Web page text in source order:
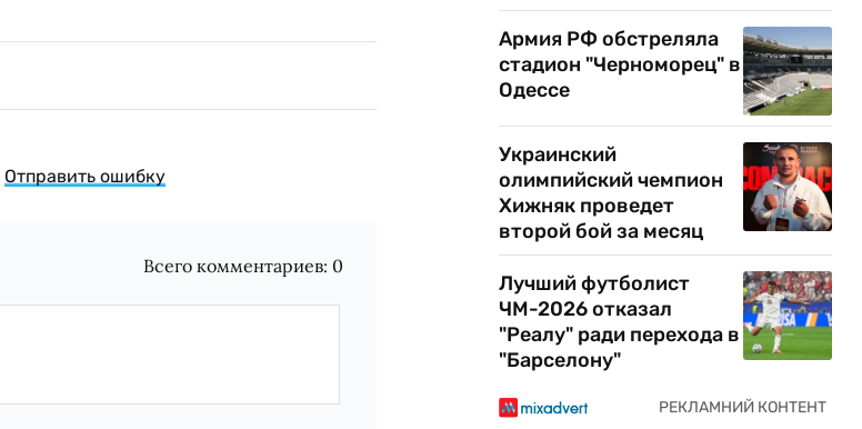
Отправить ошибку
Всего комментариев: 0
Армия РФ обстреляла
стадион "Черноморец" в
Одессе
Украинский
олимпийский чемпион
Хижняк проведет
второй бой за месяц
Лучший футболист
ЧМ-2026 отказал
"Реалу" ради перехода в
"Барселону"